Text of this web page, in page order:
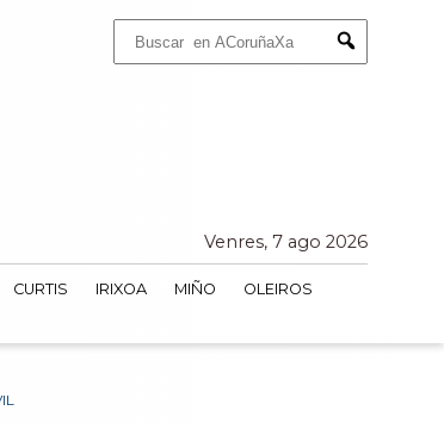
Submit
Venres, 7 ago 2026
CURTIS IRIXOA MIÑO
OLEIROS